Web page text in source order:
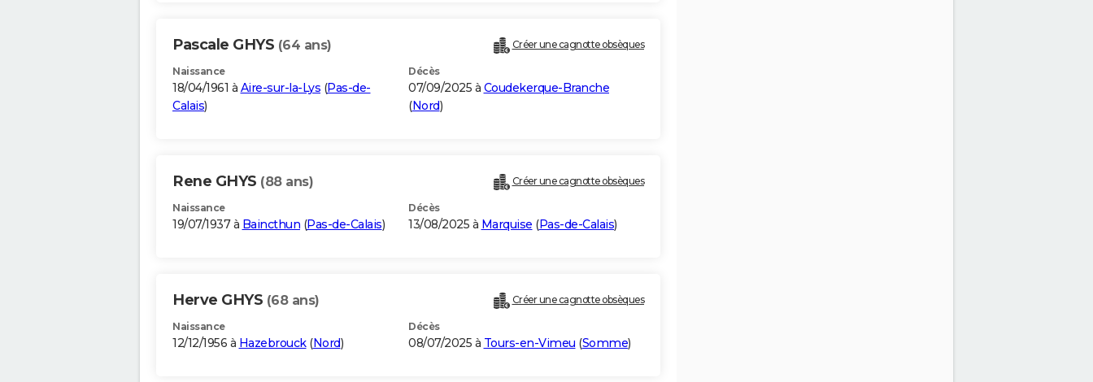
Pascale GHYS (64 ans) Créer une cagnotte obsèques
Naissance
18/04/1961 à Aire-sur-la-Lys (Pas-de-
Calais)
Décès
07/09/2025 à Coudekerque-Branche
(Nord)
Rene GHYS (88 ans) Créer une cagnotte obsèques
Naissance
19/07/1937 à Baincthun (Pas-de-Calais)
Décès
13/08/2025 à Marquise (Pas-de-Calais)
Herve GHYS (68 ans) Créer une cagnotte obsèques
Naissance
12/12/1956 à Hazebrouck(Nord)
Décès
08/07/2025 à Tours-en-Vimeu (Somme)